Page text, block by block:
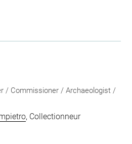
/ Commissioner / Archaeologist /
, Collectionneur